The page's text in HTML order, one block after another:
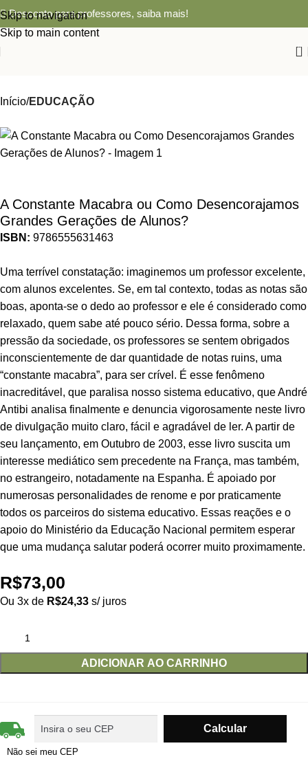
Skip to navigation
Skip to main content
Desconto para professores, saiba mais!
0
Início EDUCAÇÃO
A Constante Macabra ou Como Desencorajamos
Grandes Gerações de Alunos?
ISBN: 9786555631463
Uma terrível constatação: imaginemos um professor excelente,
com alunos excelentes. Se, em tal contexto, todas as notas são
boas, aponta-se o dedo ao professor e ele é considerado como
relaxado, quem sabe até pouco sério. Dessa forma, sobre a
pressão da sociedade, os professores se sentem obrigados
inconscientemente de dar quantidade de notas ruins, uma
“constante macabra”, para ser crível. É esse fenômeno
inacreditável, que paralisa nosso sistema educativo, que André
Antibi analisa finalmente e denuncia vigorosamente neste livro
de divulgação muito claro, fácil e agradável de ler. A partir de
seu lançamento, em Outubro de 2003, esse livro suscita um
interesse mediático sem precedente na França, mas também,
no estrangeiro, notadamente na Espanha. É apoiado por
numerosas personalidades de renome e por praticamente
todos os parceiros do sistema educativo. Essas reações e o
apoio do Ministério da Educação Nacional permitem esperar
que uma mudança salutar poderá ocorrer muito proximamente.
R$73,00
Ou 3x de R$24,33 s/ juros
ADICIONAR AO CARRINHO
Não sei meu CEP